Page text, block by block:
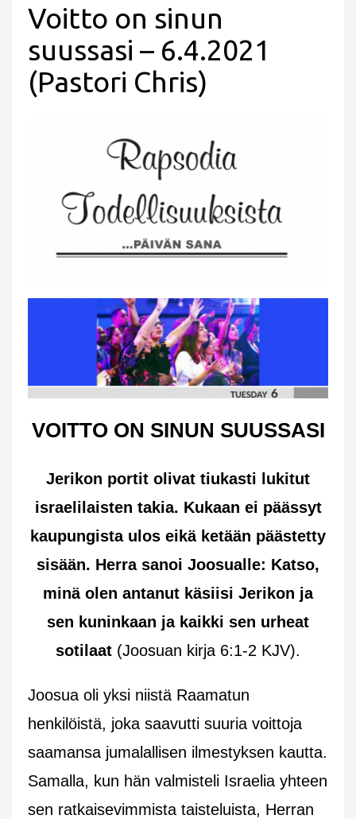
Voitto on sinun
suussasi – 6.4.2021
(Pastori Chris)
VOITTO ON SINUN SUUSSASI
Jerikon portit olivat tiukasti lukitut
israelilaisten takia. Kukaan ei päässyt
kaupungista ulos eikä ketään päästetty
sisään. Herra sanoi Joosualle: Katso,
minä olen antanut käsiisi Jerikon ja
sen kuninkaan ja kaikki sen urheat
sotilaat (Joosuan kirja 6:1-2 KJV).
Joosua oli yksi niistä Raamatun
henkilöistä, joka saavutti suuria voittoja
saamansa jumalallisen ilmestyksen kautta.
Samalla, kun hän valmisteli Israelia yhteen
sen ratkaisevimmista taisteluista, Herran